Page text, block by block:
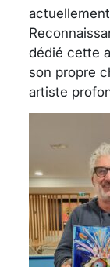
dédié cette
son propre
artiste